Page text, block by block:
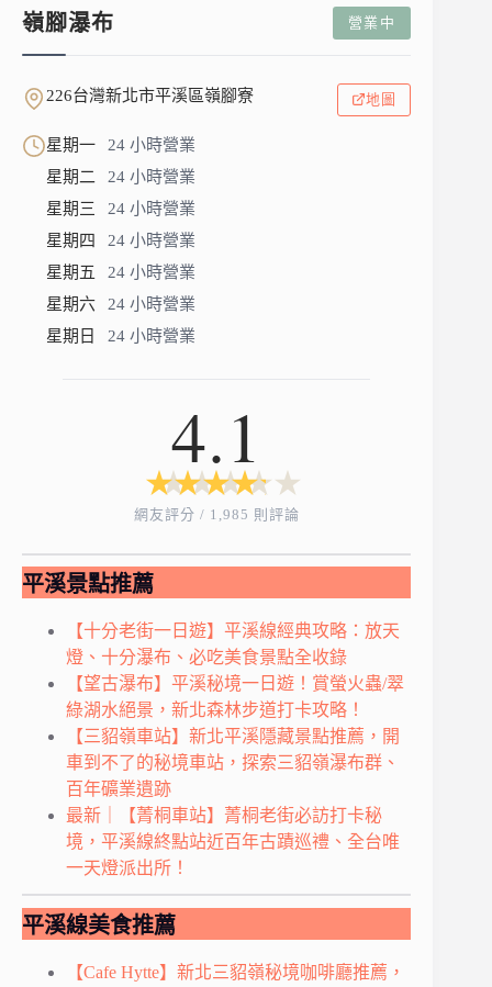
嶺腳瀑布 營業中
226台灣新北市平溪區嶺腳寮 地圖
星期一
24 小時營業
星期二
24 小時營業
星期三
24 小時營業
星期四
24 小時營業
星期五
24 小時營業
星期六
24 小時營業
星期日
24 小時營業
4.1
★
★ ★
★ ★
★ ★
★ ★
★
網友評分 / 1,985 則評論
平溪景點推薦
【十分老街一日遊】平溪線經典攻略：放天
燈、十分瀑布、必吃美食景點全收錄
【望古瀑布】平溪秘境一日遊！賞螢火蟲/翠
綠湖水絕景，新北森林步道打卡攻略！
【三貂嶺車站】新北平溪隱藏景點推薦，開
車到不了的秘境車站，探索三貂嶺瀑布群、
百年礦業遺跡
最新｜【菁桐車站】菁桐老街必訪打卡秘
境，平溪線終點站近百年古蹟巡禮、全台唯
一天燈派出所！
平溪線美食推薦
【Cafe Hytte】新北三貂嶺秘境咖啡廳推薦，